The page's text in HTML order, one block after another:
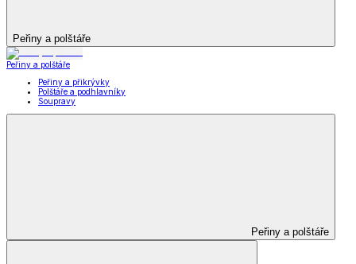
Peřiny a polštáře
Peřiny a polštáře
Peřiny a přikrývky
Polštáře a podhlavníky
Soupravy
Peřiny a polštáře